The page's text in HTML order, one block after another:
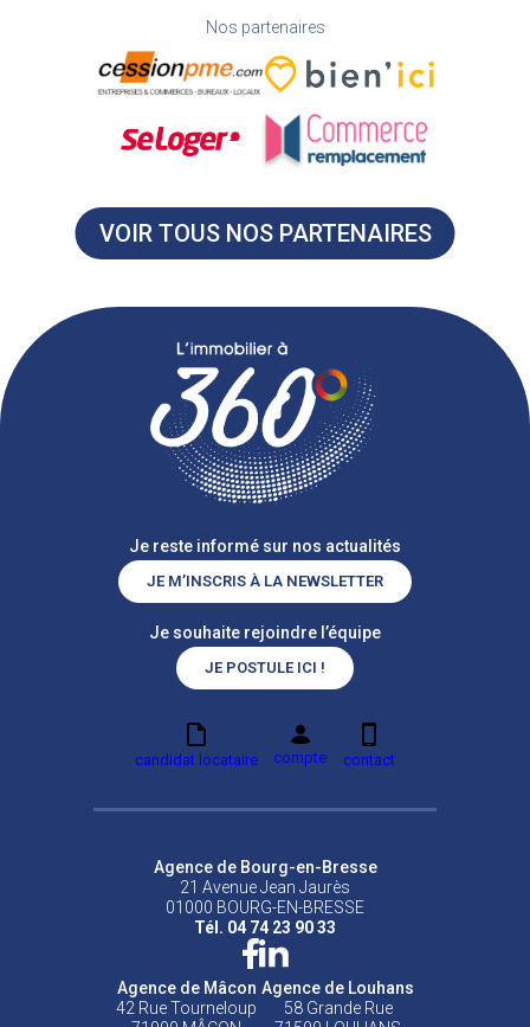
Nos partenaires
VOIR TOUS NOS PARTENAIRES
Je reste informé sur nos actualités
JE M’INSCRIS À LA NEWSLETTER
Je souhaite rejoindre l’équipe
JE POSTULE ICI !
candidat locataire compte contact
Agence de Bourg-en-Bresse
21 Avenue Jean Jaurès
01000 BOURG-EN-BRESSE
Tél. 04 74 23 90 33
Agence de Mâcon
42 Rue Tourneloup
Agence de Louhans
58 Grande Rue